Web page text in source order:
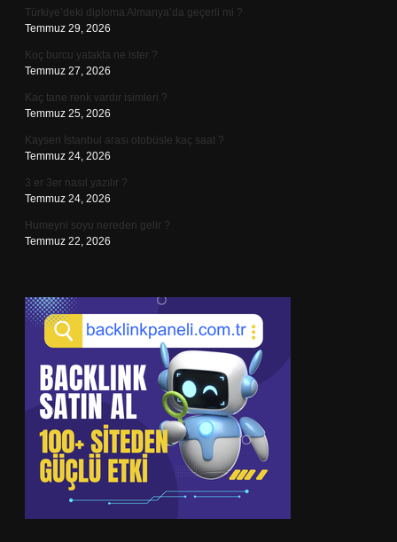
Türkiye’deki diploma Almanya’da geçerli mi ?
Temmuz 29, 2026
Koç burcu yatakta ne ister ?
Temmuz 27, 2026
Kaç tane renk vardır isimleri ?
Temmuz 25, 2026
Kayseri İstanbul arası otobüsle kaç saat ?
Temmuz 24, 2026
3 er 3er nasıl yazılır ?
Temmuz 24, 2026
Humeyni soyu nereden gelir ?
Temmuz 22, 2026